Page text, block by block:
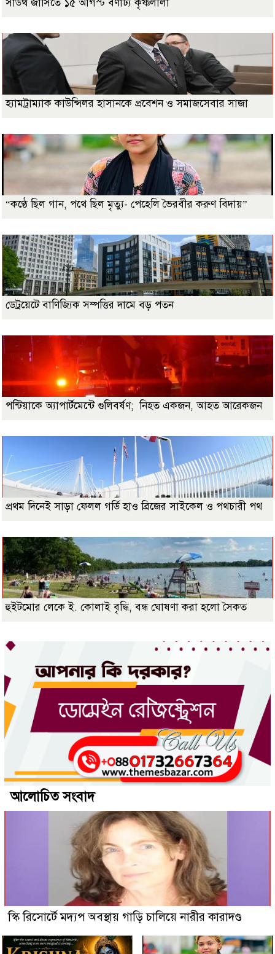
হ্যামট্রাম্যাক কাউন্সিলর হাসানকে প্রবেশন ও সমাজসেবার সাজা
“কণ্ঠে ছিল গান, পথে ছিল মৃত্যু- পেহেলি ভৈরবীর করুণ বিদায়”
ডেট্রয়েটে বাণিজ্যিক সম্পত্তির দামে বড় পতন
পন্টিয়াকে অ্যাপার্টমেন্টে গুলিবর্ষণ; নিহত একজন, আহত আরেকজন
প্রথম দিনেই সাড়া ফেলল গর্ডি হাও ব্রিজের সাইকেল ও পথচারী পথ
হুইটমোর লেকে ই. কোলাই বৃদ্ধি, বন্ধ ঘোষণা করা হলো সৈকত
আলোচিত সংবাদ
স্কি রিসোর্টে মদ্যপ অবস্থায় গাড়ি চালিয়ে নারীর কারাদণ্ড